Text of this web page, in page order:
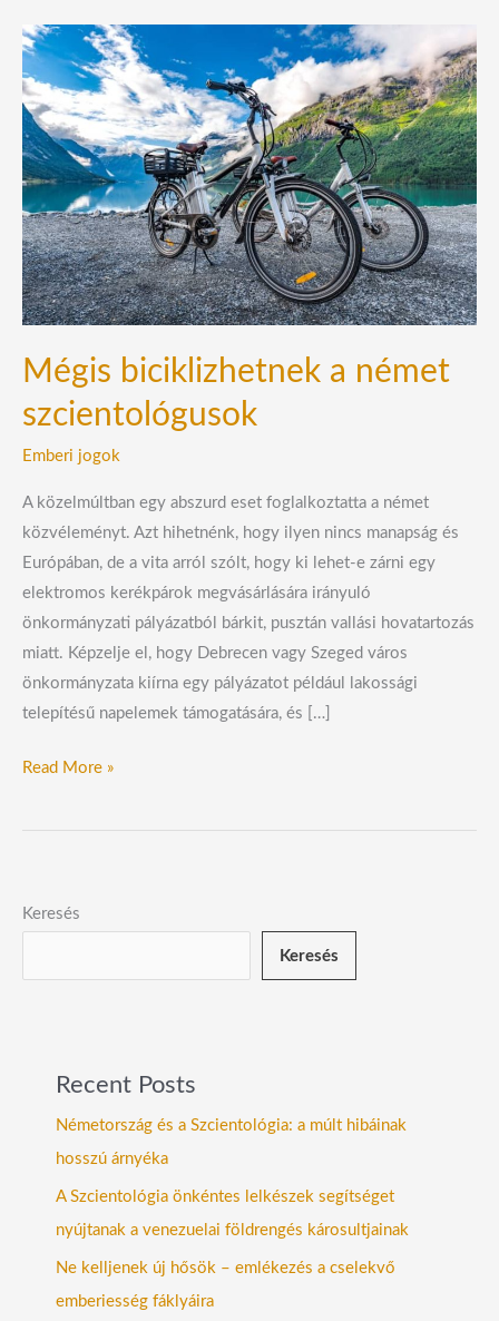
Mégis biciklizhetnek a német
szcientológusok
Emberi jogok
A közelmúltban egy abszurd eset foglalkoztatta a német
közvéleményt. Azt hihetnénk, hogy ilyen nincs manapság és
Európában, de a vita arról szólt, hogy ki lehet-e zárni egy
elektromos kerékpárok megvásárlására irányuló
önkormányzati pályázatból bárkit, pusztán vallási hovatartozás
miatt. Képzelje el, hogy Debrecen vagy Szeged város
önkormányzata kiírna egy pályázatot például lakossági
telepítésű napelemek támogatására, és […]
Mégis
biciklizhetnek
a
német
szcientológusok
Read More »
Keresés
Keresés
Recent Posts
Németország és a Szcientológia: a múlt hibáinak
hosszú árnyéka
A Szcientológia önkéntes lelkészek segítséget
nyújtanak a venezuelai földrengés károsultjainak
Ne kelljenek új hősök – emlékezés a cselekvő
emberiesség fáklyáira